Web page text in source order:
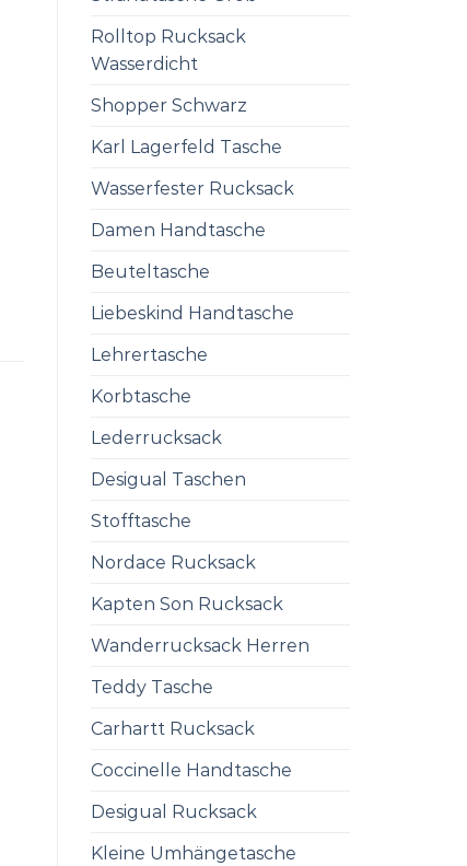
Rolltop Rucksack
Wasserdicht
Shopper Schwarz
Karl Lagerfeld Tasche
Wasserfester Rucksack
Damen Handtasche
Beuteltasche
Liebeskind Handtasche
Lehrertasche
Korbtasche
Lederrucksack
Desigual Taschen
Stofftasche
Nordace Rucksack
Kapten Son Rucksack
Wanderrucksack Herren
Teddy Tasche
Carhartt Rucksack
Coccinelle Handtasche
Desigual Rucksack
Kleine Umhängetasche